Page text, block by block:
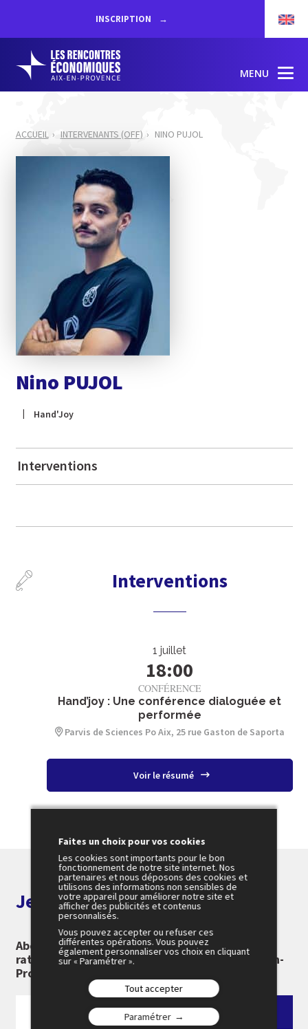
INSCRIPTION
MENU
ACCUEIL INTERVENANTS (OFF) NINO PUJOL
Nino PUJOL
Hand'Joy
Interventions
Interventions
1 juillet
18:00
CONFÉRENCE
Hand’joy : Une conférence dialoguée et
performée
Parvis de Sciences Po Aix, 25 rue Gaston de Saporta
Voir le résumé
Je m'abonne aux alertes
Abonnez-vous à notre newsletter pour ne rien
rater des 26e Rencontres Économiques d'Aix-en-
Provence :
Faites un choix pour vos cookies
Les cookies sont importants pour le bon
fonctionnement de notre site internet. Nos
partenaires et nous déposons des cookies et
utilisons des informations non sensibles de
votre appareil pour améliorer notre site et
afficher des publicités et contenus
personnalisés.
Vous pouvez accepter ou refuser ces
différentes opérations. Vous pouvez
également personnaliser vos choix en cliquant
sur « Paramétrer ».
Tout accepter
Paramétrer